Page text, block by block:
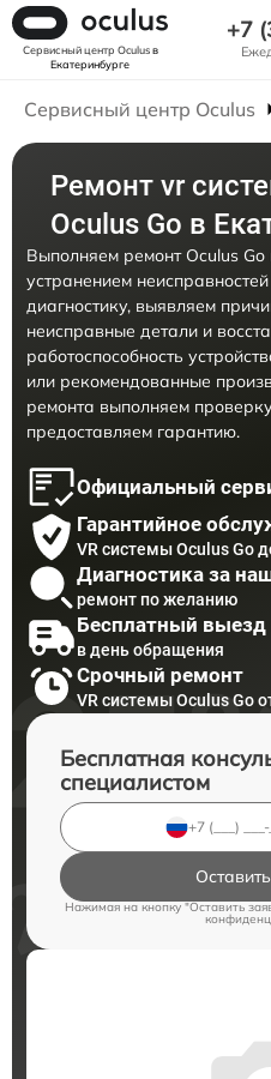
Сервисный центр Oculusв
Екатеринбурге
+7
Сервисный центр Oculus
Ремонт vr
Oculus Go в
Выполняем ремонт Oculus Go
устранением
диагностику, выявляем
неисправные детали и
работоспособность
или рекомендованные
ремонта выполняем
предоставляем гарантию.
Официальный
Гарантийное
VR системы Oculus Go
Диагностика за
ремонт по желанию
Бесплатный выезд
в день обращения
Срочный ремонт
VR системы Oculus Go
Бесплатная
специалистом
Нажимая на кнопку "Оставить